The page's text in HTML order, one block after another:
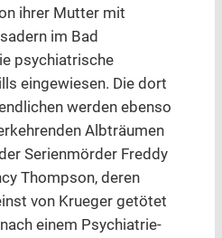
ihrer Mutter mit
im Bad
psychiatrische
eingewiesen. Die dort
werden ebenso
Albträumen
Serienmörder Freddy
Thompson, deren
von Krueger getötet
einem Psychiatrie-